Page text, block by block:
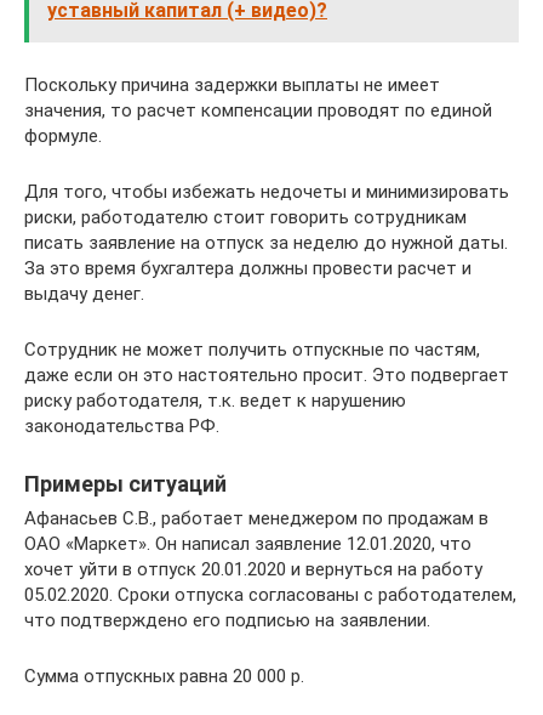
уставный капитал (+ видео)?
Поскольку причина задержки выплаты не имеет
значения, то расчет компенсации проводят по единой
формуле.
Для того, чтобы избежать недочеты и минимизировать
риски, работодателю стоит говорить сотрудникам
писать заявление на отпуск за неделю до нужной даты.
За это время бухгалтера должны провести расчет и
выдачу денег.
Сотрудник не может получить отпускные по частям,
даже если он это настоятельно просит. Это подвергает
риску работодателя, т.к. ведет к нарушению
законодательства РФ.
Примеры ситуаций
Афанасьев С.В., работает менеджером по продажам в
ОАО «Маркет». Он написал заявление 12.01.2020, что
хочет уйти в отпуск 20.01.2020 и вернуться на работу
05.02.2020. Сроки отпуска согласованы с работодателем,
что подтверждено его подписью на заявлении.
Сумма отпускных равна 20 000 р.